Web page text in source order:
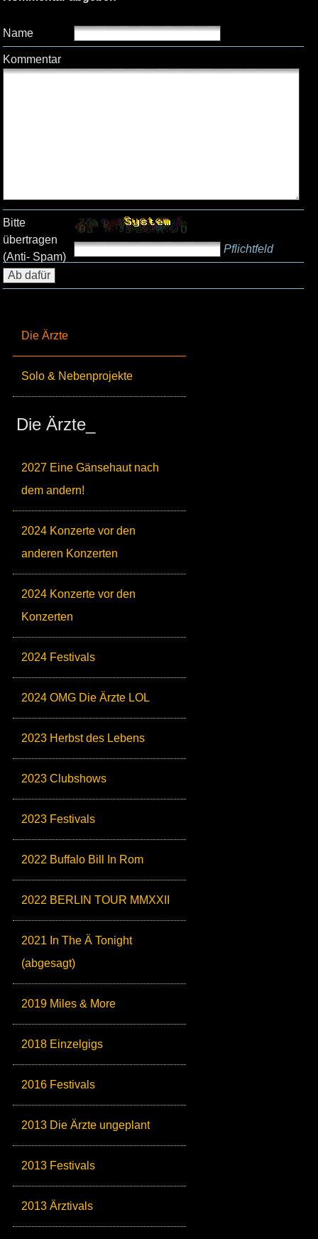
Die Ärzte
Solo & Nebenprojekte
Die Ärzte_
2027 Eine Gänsehaut nach
dem andern!
2024 Konzerte vor den
anderen Konzerten
2024 Konzerte vor den
Konzerten
2024 Festivals
2024 OMG Die Ärzte LOL
2023 Herbst des Lebens
2023 Clubshows
2023 Festivals
2022 Buffalo Bill In Rom
2022 BERLIN TOUR MMXXII
2021 In The Ä Tonight
(abgesagt)
2019 Miles & More
2018 Einzelgigs
2016 Festivals
2013 Die Ärzte ungeplant
2013 Festivals
2013 Ärztivals
Name
Kommentar
Bitte
übertragen
(Anti- Spam)
Pflichtfeld